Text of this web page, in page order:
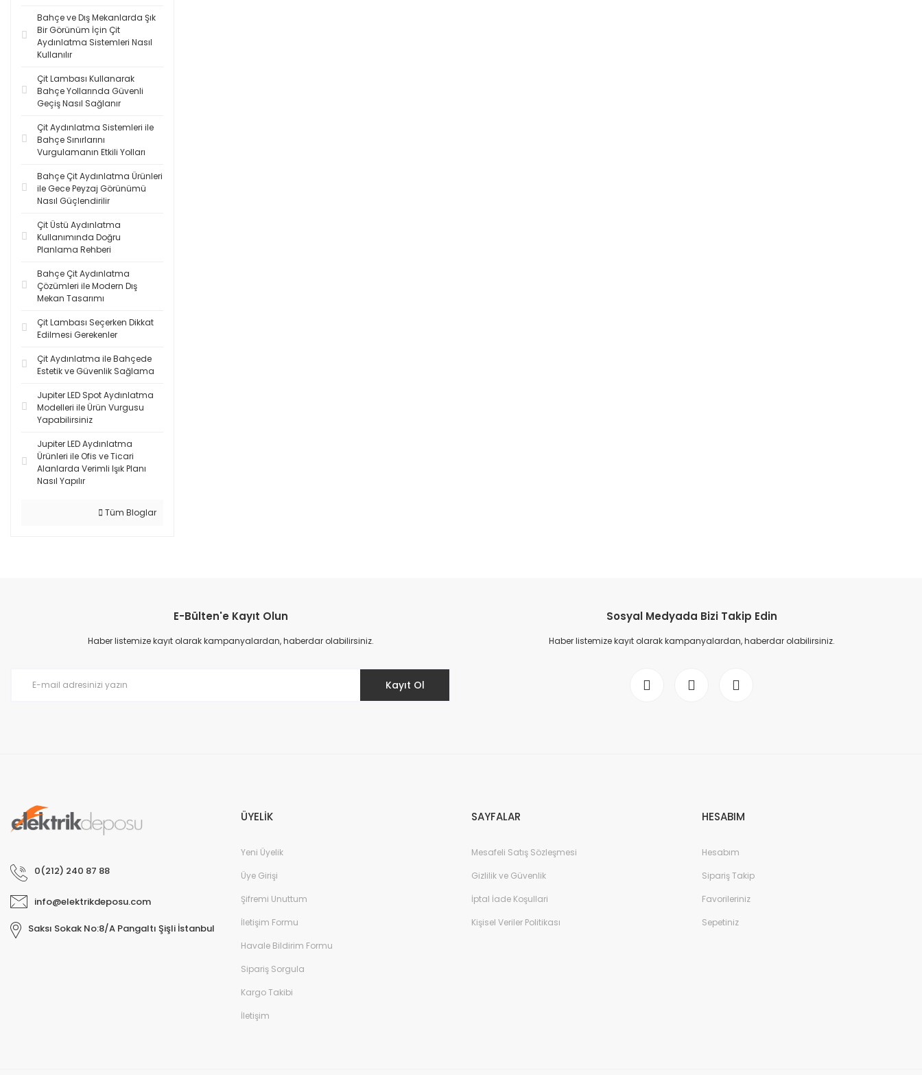
Bahçe ve Dış Mekanlarda Şık
Bir Görünüm İçin Çit
Aydınlatma Sistemleri Nasıl
Kullanılır
Çit Lambası Kullanarak
Bahçe Yollarında Güvenli
Geçiş Nasıl Sağlanır
Çit Aydınlatma Sistemleri ile
Bahçe Sınırlarını
Vurgulamanın Etkili Yolları
Bahçe Çit Aydınlatma Ürünleri
ile Gece Peyzaj Görünümü
Nasıl Güçlendirilir
Çit Üstü Aydınlatma
Kullanımında Doğru
Planlama Rehberi
Bahçe Çit Aydınlatma
Çözümleri ile Modern Dış
Mekan Tasarımı
Çit Lambası Seçerken Dikkat
Edilmesi Gerekenler
Çit Aydınlatma ile Bahçede
Estetik ve Güvenlik Sağlama
Jupiter LED Spot Aydınlatma
Modelleri ile Ürün Vurgusu
Yapabilirsiniz
Jupiter LED Aydınlatma
Ürünleri ile Ofis ve Ticari
Alanlarda Verimli Işık Planı
Nasıl Yapılır
Tüm Bloglar
E-Bülten'e Kayıt Olun
Haber listemize kayıt olarak kampanyalardan, haberdar olabilirsiniz.
Kayıt Ol
Sosyal Medyada Bizi Takip Edin
Haber listemize kayıt olarak kampanyalardan, haberdar olabilirsiniz.
0(212) 240 87 88
info@elektrikdeposu.com
Saksı Sokak No:8/A Pangaltı Şişli İstanbul
ÜYELİK
Yeni Üyelik
Üye Girişi
Şifremi Unuttum
İletişim Formu
Havale Bildirim Formu
Sipariş Sorgula
Kargo Takibi
İletişim
SAYFALAR
Mesafeli Satış Sözleşmesi
Gizlilik ve Güvenlik
İptal İade Koşullari
Kişisel Veriler Politikası
HESABIM
Hesabım
Sipariş Takip
Favorileriniz
Sepetiniz